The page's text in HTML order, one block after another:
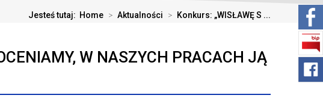
Jesteś tutaj: Home > Aktualności > Konkurs: „WISŁAWĘ S ...
W NASZYCH PRACACH JĄ